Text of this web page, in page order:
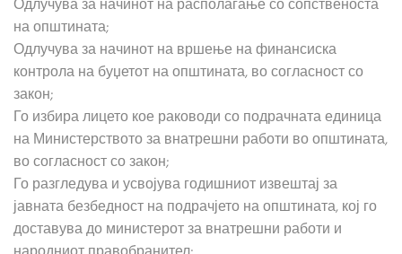
Одлучува за начинот на располагање со сопственоста
на општината;
Одлучува за начинот на вршење на финансиска
контрола на буџетот на општината, во согласност со
закон;
Го избира лицето кое раководи со подрачната единица
на Министерството за внатрешни работи во општината,
во согласност со закон;
Го разгледува и усвојува годишниот извештај за
јавната безбедност на подрачјето на општината, кој го
доставува до министерот за внатрешни работи и